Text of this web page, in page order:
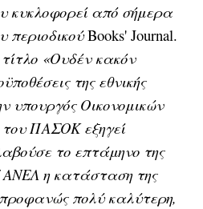
κυκλοφορεί από σήμερα
περιοδικούBooks' Journal.
«Ουδέν κακόν
της εθνικής
υπουργός Οικονομικών
ΠΑΣΟΚ εξηγεί
το επτάμηνο της
ΑΝΕΛ η κατάσταση της
πολύ καλύτερη,